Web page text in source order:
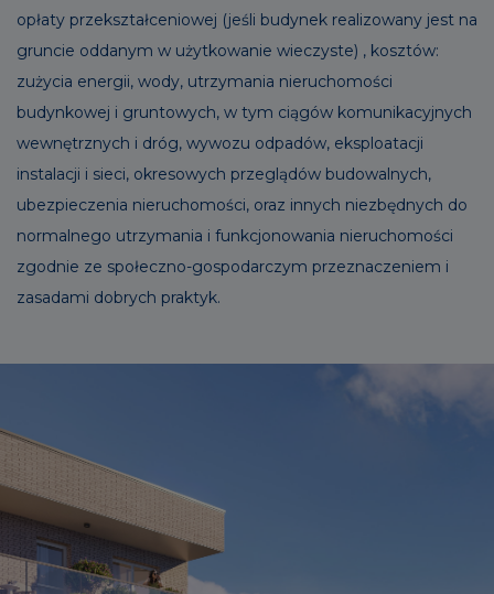
opłaty przekształceniowej (jeśli budynek realizowany jest na
gruncie oddanym w użytkowanie wieczyste) , kosztów:
zużycia energii, wody, utrzymania nieruchomości
budynkowej i gruntowych, w tym ciągów komunikacyjnych
wewnętrznych i dróg, wywozu odpadów, eksploatacji
instalacji i sieci, okresowych przeglądów budowalnych,
ubezpieczenia nieruchomości, oraz innych niezbędnych do
normalnego utrzymania i funkcjonowania nieruchomości
zgodnie ze społeczno-gospodarczym przeznaczeniem i
zasadami dobrych praktyk.